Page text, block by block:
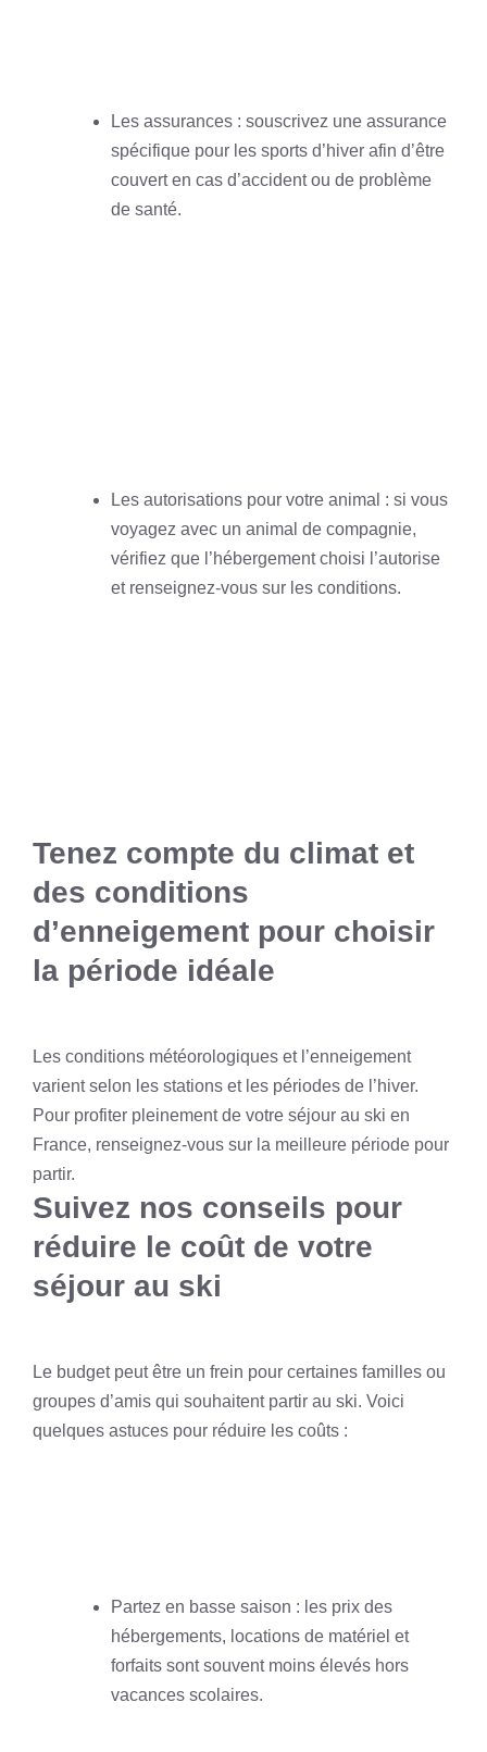
Les assurances : souscrivez une assurance
spécifique pour les sports d’hiver afin d’être
couvert en cas d’accident ou de problème
de santé.
Les autorisations pour votre animal : si vous
voyagez avec un animal de compagnie,
vérifiez que l’hébergement choisi l’autorise
et renseignez-vous sur les conditions.
Tenez compte du climat et
des conditions
d’enneigement pour choisir
la période idéale
Les conditions météorologiques et l’enneigement
varient selon les stations et les périodes de l’hiver.
Pour profiter pleinement de votre séjour au ski en
France, renseignez-vous sur la meilleure période pour
partir.
Suivez nos conseils pour
réduire le coût de votre
séjour au ski
Le budget peut être un frein pour certaines familles ou
groupes d’amis qui souhaitent partir au ski. Voici
quelques astuces pour réduire les coûts :
Partez en basse saison : les prix des
hébergements, locations de matériel et
forfaits sont souvent moins élevés hors
vacances scolaires.